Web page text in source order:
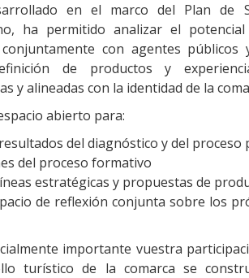
en el marco del Plan de
ha permitido analizar el
con agentes públicos
de productos y
y alineadas con la identidad de la
abierto para:
del diagnóstico y del proceso
del proceso formativo
estratégicas y propuestas de
de reflexión conjunta sobre los
importante vuestra
turístico de la comarca se